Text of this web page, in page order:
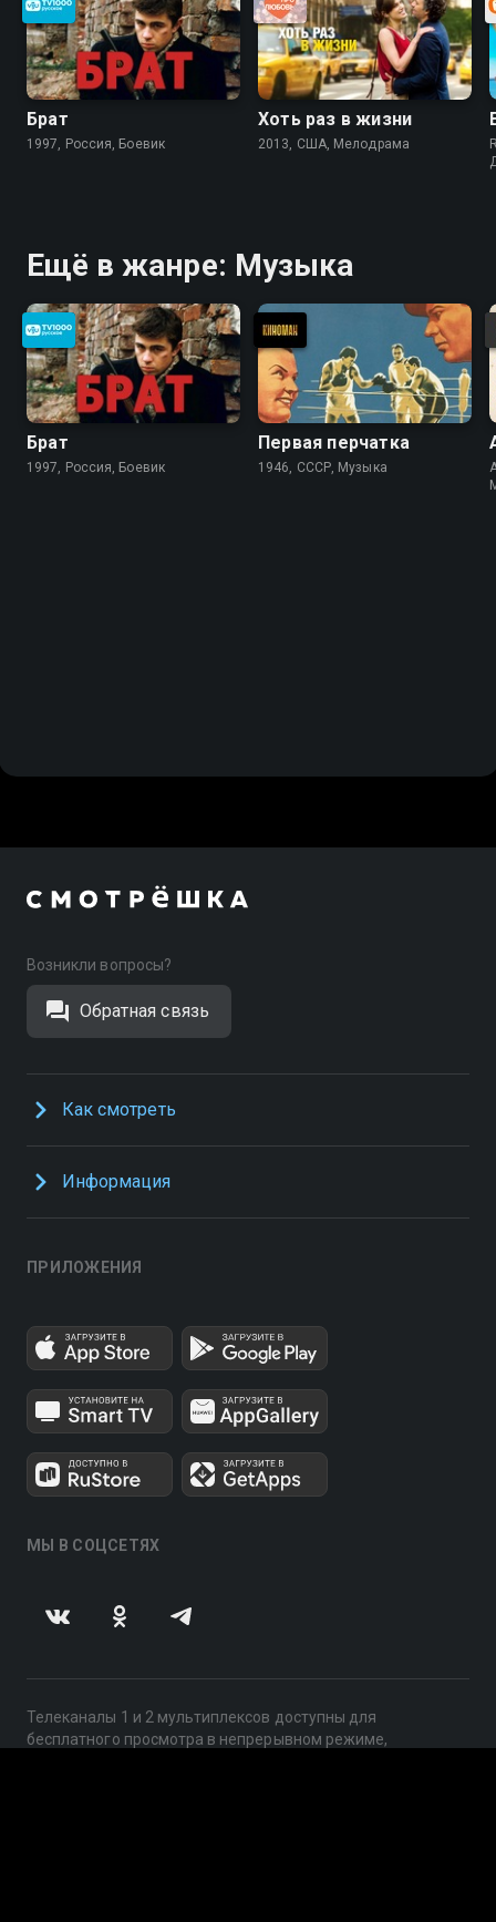
Брат
1997, Россия, Боевик
Хоть раз в жизни
2013, США, Мелодрама
Ещё в жанре: Музыка
Брат
1997, Россия, Боевик
Первая перчатка
1946, СССР, Музыка
Возникли вопросы?
Обратная связь
Как смотреть
Информация
ПРИЛОЖЕНИЯ
МЫ В СОЦСЕТЯХ
Телеканалы 1 и 2 мультиплексов доступны для
бесплатного просмотра в непрерывном режиме,